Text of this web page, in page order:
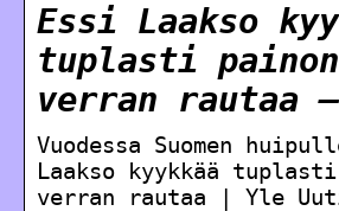
Essi Laakso
tuplasti
verran rautaa –
Vuodessa Suomen
Laakso kyykkää
verran rautaa | Yle